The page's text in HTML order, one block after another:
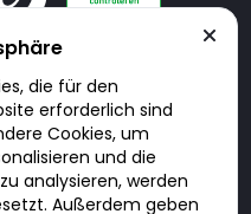
Doktorabc ist ausdrücklich
keine Medikamente oder
Jegliche Informationen zu
auf der Internetseite beinhalten
Einhaltung der in Ihrem Land
sind Sie als Nutzer
Services auf Doktorabc durch
Verantwortung. Sie erklären,
die für den
erforderlich sind
Cookies, um
und die
analysieren, werden
Außerdem geben